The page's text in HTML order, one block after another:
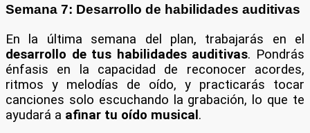
Semana 7: Desarrollo de habilidades auditivas
En la última semana del plan, trabajarás en el
desarrollo de tus habilidades auditivas. Pondrás
énfasis en la capacidad de reconocer acordes,
ritmos y melodías de oído, y practicarás tocar
canciones solo escuchando la grabación, lo que te
ayudará a afinar tu oído musical .